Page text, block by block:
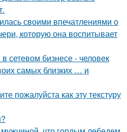
своими впечатлениями о
которую она воспитывает
сетевом бизнесе - человек
самых близких … и
пожалуйста как эту текстуру